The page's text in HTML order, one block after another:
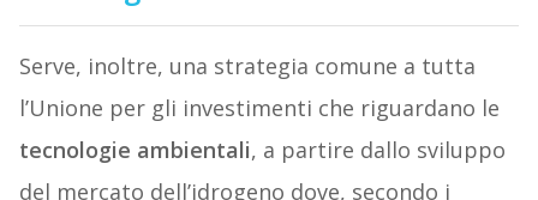
Serve, inoltre, una strategia comune a tutta
l’Unione per gli investimenti che riguardano le
tecnologie ambientali, a partire dallo sviluppo
del mercato dell’idrogeno dove, secondo i